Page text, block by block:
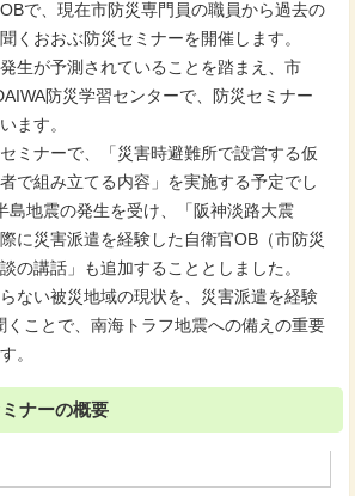
で、現在市防災専門員の職員から過去の
くおおぶ防災セミナーを開催します。
生が予測されていることを踏まえ、市
防災学習センターで、防災セミナー
ます。
ミナーで、「災害時避難所で設営する仮
で組み立てる内容」を実施する予定でし
島地震の発生を受け、「阪神淡路大震
に災害派遣を経験した自衛官OB（市防災
の講話」も追加することとしました。
ない被災地域の現状を、災害派遣を経験
くことで、南海トラフ地震への備えの重要
。
ナーの概要